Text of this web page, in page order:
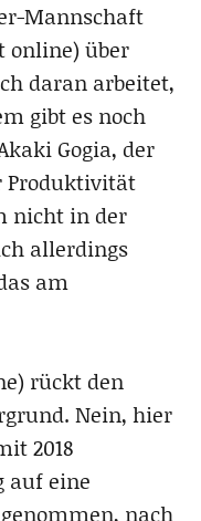
Mannschaft
online) über
daran arbeitet,
gibt es noch
Gogia, der
Produktivität
nicht in der
allerdings
am
rückt den
Nein, hier
2018
auf eine
nach